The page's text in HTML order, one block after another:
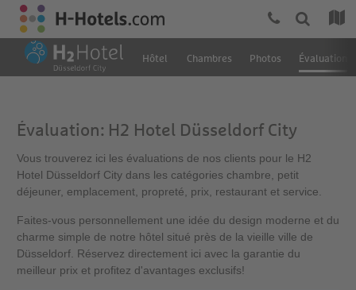
Hôtel Chambres Photos Évaluation
Évaluation: H2 Hotel Düsseldorf City
Vous trouverez ici les évaluations de nos clients pour le H2
Hotel Düsseldorf City dans les catégories chambre, petit
déjeuner, emplacement, propreté, prix, restaurant et service.
Faites-vous personnellement une idée du design moderne et du
charme simple de notre hôtel situé près de la vieille ville de
Düsseldorf. Réservez directement ici avec la garantie du
meilleur prix et profitez d'avantages exclusifs!